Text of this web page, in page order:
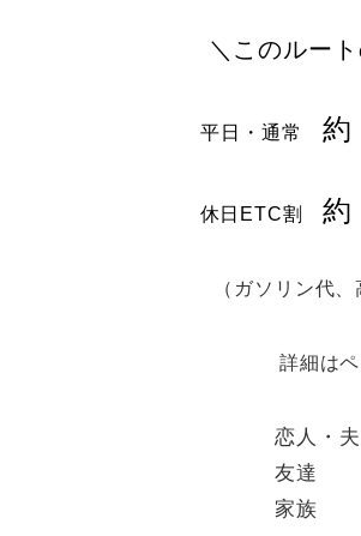
＼このルー
平日・通常 約
休日ETC割約
（ガソリン代
詳細は
恋人・
友
家